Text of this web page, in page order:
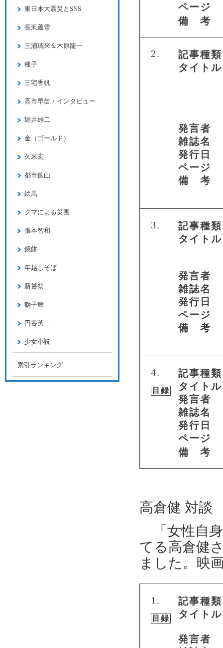
ページ
備 考
2.
記事種類
タイトル
発言者
雑誌名
発行日
ページ
備 考
3.
記事種類
タイトル
発言者
雑誌名
発行日
ページ
備 考
4.
目録
記事種類
タイトル
発言者
雑誌名
発行日
ページ
備 考
高倉健 対談
「女性自身
てる高倉健
ました。映
1.
目録
記事種類
タイトル
発言者
東日本大震災とSNS
長沢蘆雪
三浦璃来＆木原龍一
種子
三宅香帆
高市早苗・インタビュー
堀井雄二
金（ゴールド）
久米宏
都市鉱山
絵馬
クマによる災害
張本智和
鏡餅
年越しそば
新嘗祭
獅子舞
円谷英二
少女小説
索引ランキング